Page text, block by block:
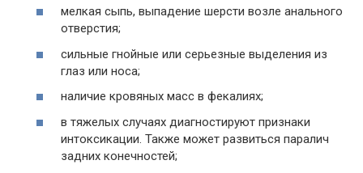
мелкая сыпь, выпадение шерсти возле анального
отверстия;
сильные гнойные или серьезные выделения из
глаз или носа;
наличие кровяных масс в фекалиях;
в тяжелых случаях диагностируют признаки
интоксикации. Также может развиться паралич
задних конечностей;